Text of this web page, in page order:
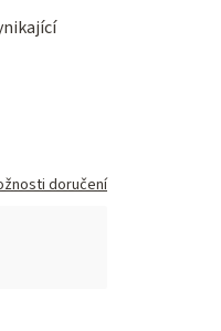
doručení